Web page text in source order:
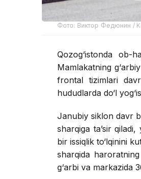
Фото: Виктор Федюнин /
Qozog‘istonda ob-
Mamlakatning
frontal tizimlari
hududlarda do‘l
Janubiy siklon davr
sharqiga ta’sir
bir issiqlik to‘lqinini
sharqida
g‘arbi va markazida